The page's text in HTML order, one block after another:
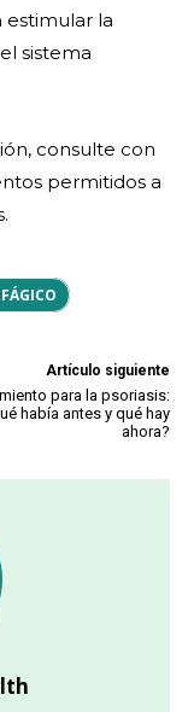
estimular la
sistema
consulte con
permitidos a
Artículo siguiente
para la psoriasis:
había antes y qué hay
ahora?